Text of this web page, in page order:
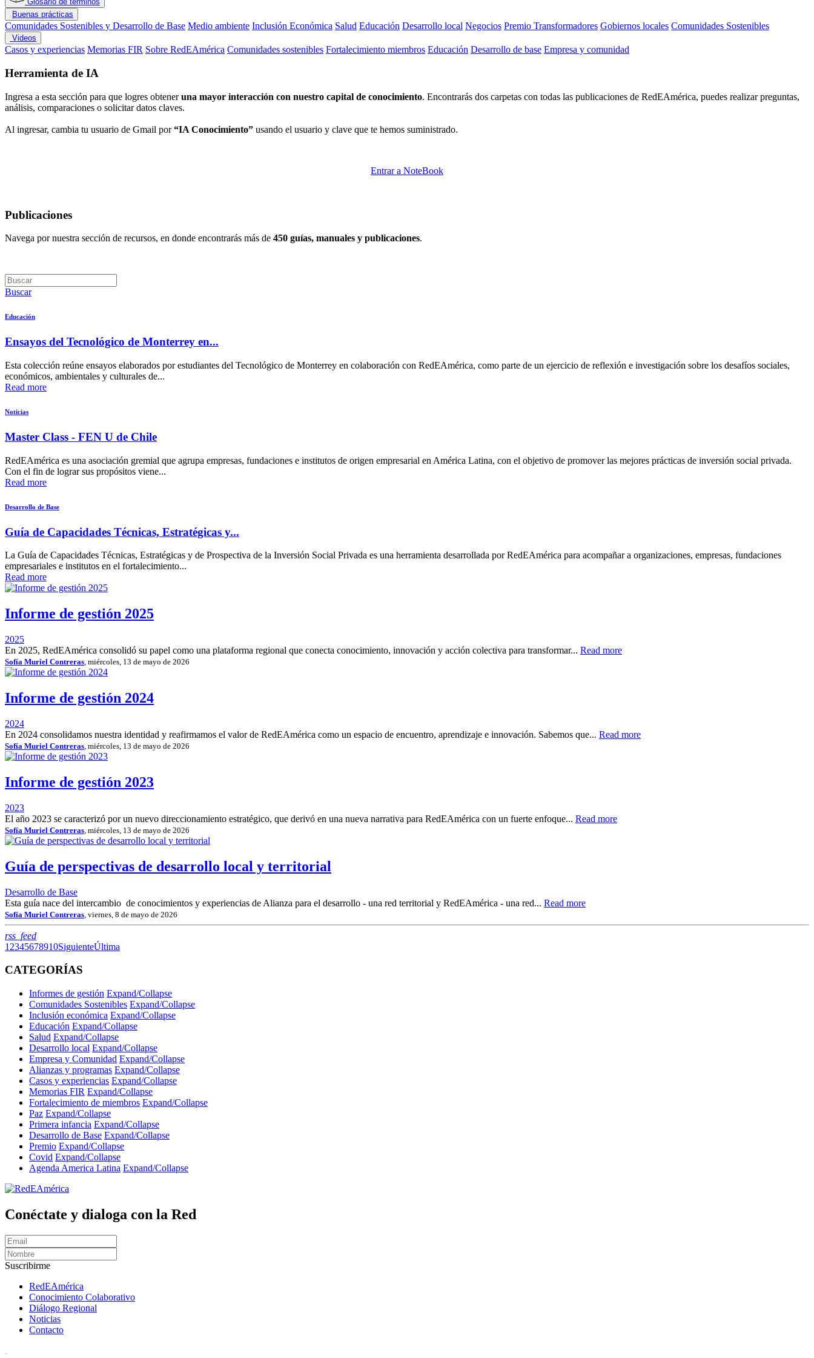
Buenas prácticas
Comunidades Sostenibles y Desarrollo de Base Medio ambiente Inclusión Económica Salud Educación Desarrollo local Negocios Premio Transformadores Gobiernos locales Comunidades Sostenibles
Videos
Casos y experiencias Memorias FIR Sobre RedEAmérica Comunidades sostenibles Fortalecimiento miembros Educación Desarrollo de base Empresa y comunidad
Herramienta de IA
Ingresa a esta sección para que logres obteneruna mayor interacción con nuestro capital de conocimiento. Encontrarás dos carpetas con todas las publicaciones de RedEAmérica, puedes realizar preguntas,
análisis, comparaciones o solicitar datos claves.
Al ingresar, cambia tu usuario de Gmail por“IA Conocimiento” usando el usuario y clave que te hemos suministrado.
Entrar a NoteBook
Publicaciones
Navega por nuestra sección de recursos, en donde encontrarás más de 450 guías, manuales y publicaciones.
Buscar
Educación
Ensayos del Tecnológico de Monterrey en...
Esta colección reúne ensayos elaborados por estudiantes del Tecnológico de Monterrey en colaboración con RedEAmérica, como parte de un ejercicio de reflexión e investigación sobre los desafíos sociales,
económicos, ambientales y culturales de...
Read more
Noticias
Master Class - FEN U de Chile
RedEAmérica es una asociación gremial que agrupa empresas, fundaciones e institutos de origen empresarial en América Latina, con el objetivo de promover las mejores prácticas de inversión social privada.
Con el fin de lograr sus propósitos viene...
Read more
Desarrollo de Base
Guía de Capacidades Técnicas, Estratégicas y...
La Guía de Capacidades Técnicas, Estratégicas y de Prospectiva de la Inversión Social Privada es una herramienta desarrollada por RedEAmérica para acompañar a organizaciones, empresas, fundaciones
empresariales e institutos en el fortalecimiento...
Read more
Informe de gestión 2025
2025
En 2025, RedEAmérica consolidó su papel como una plataforma regional que conecta conocimiento, innovación y acción colectiva para transformar... Read more
Sofía Muriel Contreras, miércoles, 13 de mayo de 2026
Informe de gestión 2024
2024
En 2024 consolidamos nuestra identidad y reafirmamos el valor de RedEAmérica como un espacio de encuentro, aprendizaje e innovación. Sabemos que... Read more
Sofía Muriel Contreras , miércoles, 13 de mayo de 2026
Informe de gestión 2023
2023
El año 2023 se caracterizó por un nuevo direccionamiento estratégico, que derivó en una nueva narrativa para RedEAmérica con un fuerte enfoque... Read more
Sofía Muriel Contreras , miércoles, 13 de mayo de 2026
Guía de perspectivas de desarrollo local y territorial
Desarrollo de Base
Esta guía nace del intercambio de conocimientos y experiencias de Alianza para el desarrollo - una red territorial y RedEAmérica - una red... Read more
Sofía Muriel Contreras , viernes, 8 de mayo de 2026
rss_feedRSS
1 2345678910SiguienteÚltima
CATEGORÍAS
Informes de gestión Expand/Collapse
Comunidades Sostenibles Expand/Collapse
Inclusión económica Expand/Collapse
Educación Expand/Collapse
Salud Expand/Collapse
Desarrollo local Expand/Collapse
Empresa y Comunidad Expand/Collapse
Alianzas y programas Expand/Collapse
Casos y experiencias Expand/Collapse
Memorias FIR Expand/Collapse
Fortalecimiento de miembros Expand/Collapse
Paz Expand/Collapse
Primera infancia Expand/Collapse
Desarrollo de Base Expand/Collapse
Premio Expand/Collapse
Covid Expand/Collapse
Agenda America Latina Expand/Collapse
Conéctate y dialoga con la Red
Suscribirme
RedEAmérica
Conocimiento Colaborativo
Diálogo Regional
Noticias
Contacto